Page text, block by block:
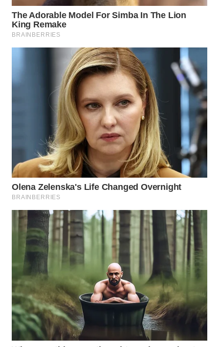
LIKUPANG
WN
LABUANBAJO
BORNEO
WAHANA
NEWS
WAHANA
TANI
WAHANA
ADVOKAT
WAHANA
INFRASTRUKTUR
WAHANA
KONSUMEN
WAHANA
LISTRIK